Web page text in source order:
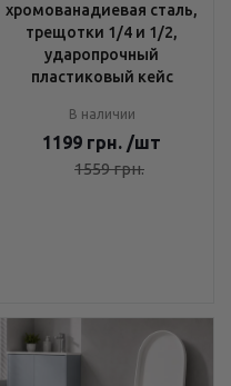
хромованадиевая сталь,
трещотки 1/4 и 1/2,
ударопрочный
пластиковый кейс
В наличии
1199 грн. /шт
1559грн.